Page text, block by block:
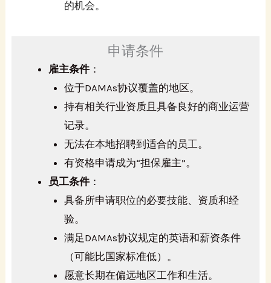
的机会。
申请条件
雇主条件 ：
位于DAMAs协议覆盖的地区。
持有相关行业资质且具备良好的商业运营
记录。
无法在本地招聘到适合的员工。
有资格申请成为“担保雇主”。
员工条件 ：
具备所申请职位的必要技能、资质和经
验。
满足DAMAs协议规定的英语和薪资条件
（可能比国家标准低）。
愿意长期在偏远地区工作和生活。